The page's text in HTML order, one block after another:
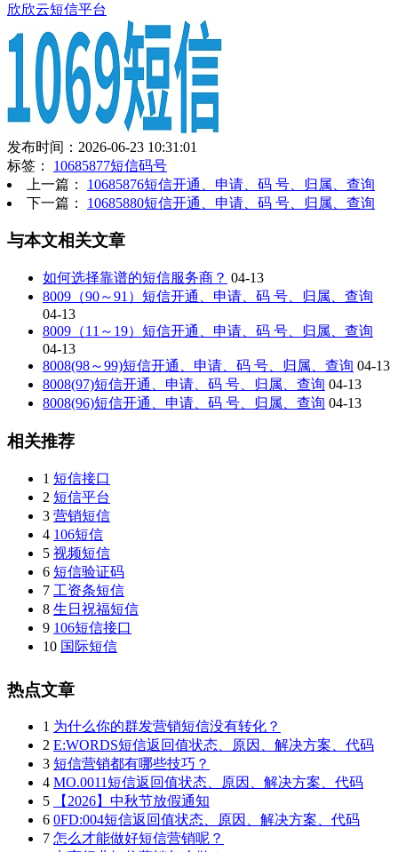
欣欣云短信平台
发布时间：2026-06-23 10:31:01
标签： 10685877短信码号
上一篇： 10685876短信开通、申请、码 号、归属、查询
下一篇： 10685880短信开通、申请、码 号、归属、查询
与本文相关文章
如何选择靠谱的短信服务商？ 04-13
8009（90～91）短信开通、申请、码 号、归属、查询
04-13
8009（11～19）短信开通、申请、码 号、归属、查询
04-13
8008(98～99)短信开通、申请、码 号、归属、查询 04-13
8008(97)短信开通、申请、码 号、归属、查询 04-13
8008(96)短信开通、申请、码 号、归属、查询 04-13
相关推荐
1 短信接口
2 短信平台
3 营销短信
4 106短信
5 视频短信
6 短信验证码
7 工资条短信
8 生日祝福短信
9 106短信接口
10 国际短信
热点文章
1 为什么你的群发营销短信没有转化？
2 E:WORDS短信返回值状态、原因、解决方案、代码
3 短信营销都有哪些技巧？
4 MO.0011短信返回值状态、原因、解决方案、代码
5
【2026】中秋节放假通知
6 0FD:004短信返回值状态、原因、解决方案、代码
7 怎么才能做好短信营销呢？